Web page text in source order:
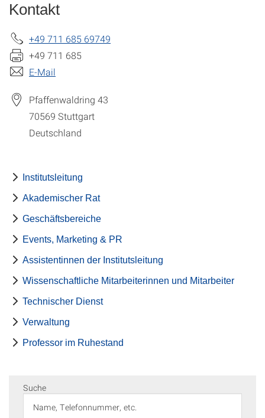
Kontakt
+49 711 685 69749
+49 711 685
E-Mail
Pfaffenwaldring 43
70569 Stuttgart
Deutschland
Institutsleitung
Akademischer Rat
Geschäftsbereiche
Events, Marketing & PR
Assistentinnen der Institutsleitung
Wissenschaftliche Mitarbeiterinnen und Mitarbeiter
Technischer Dienst
Verwaltung
Professor im Ruhestand
Suche